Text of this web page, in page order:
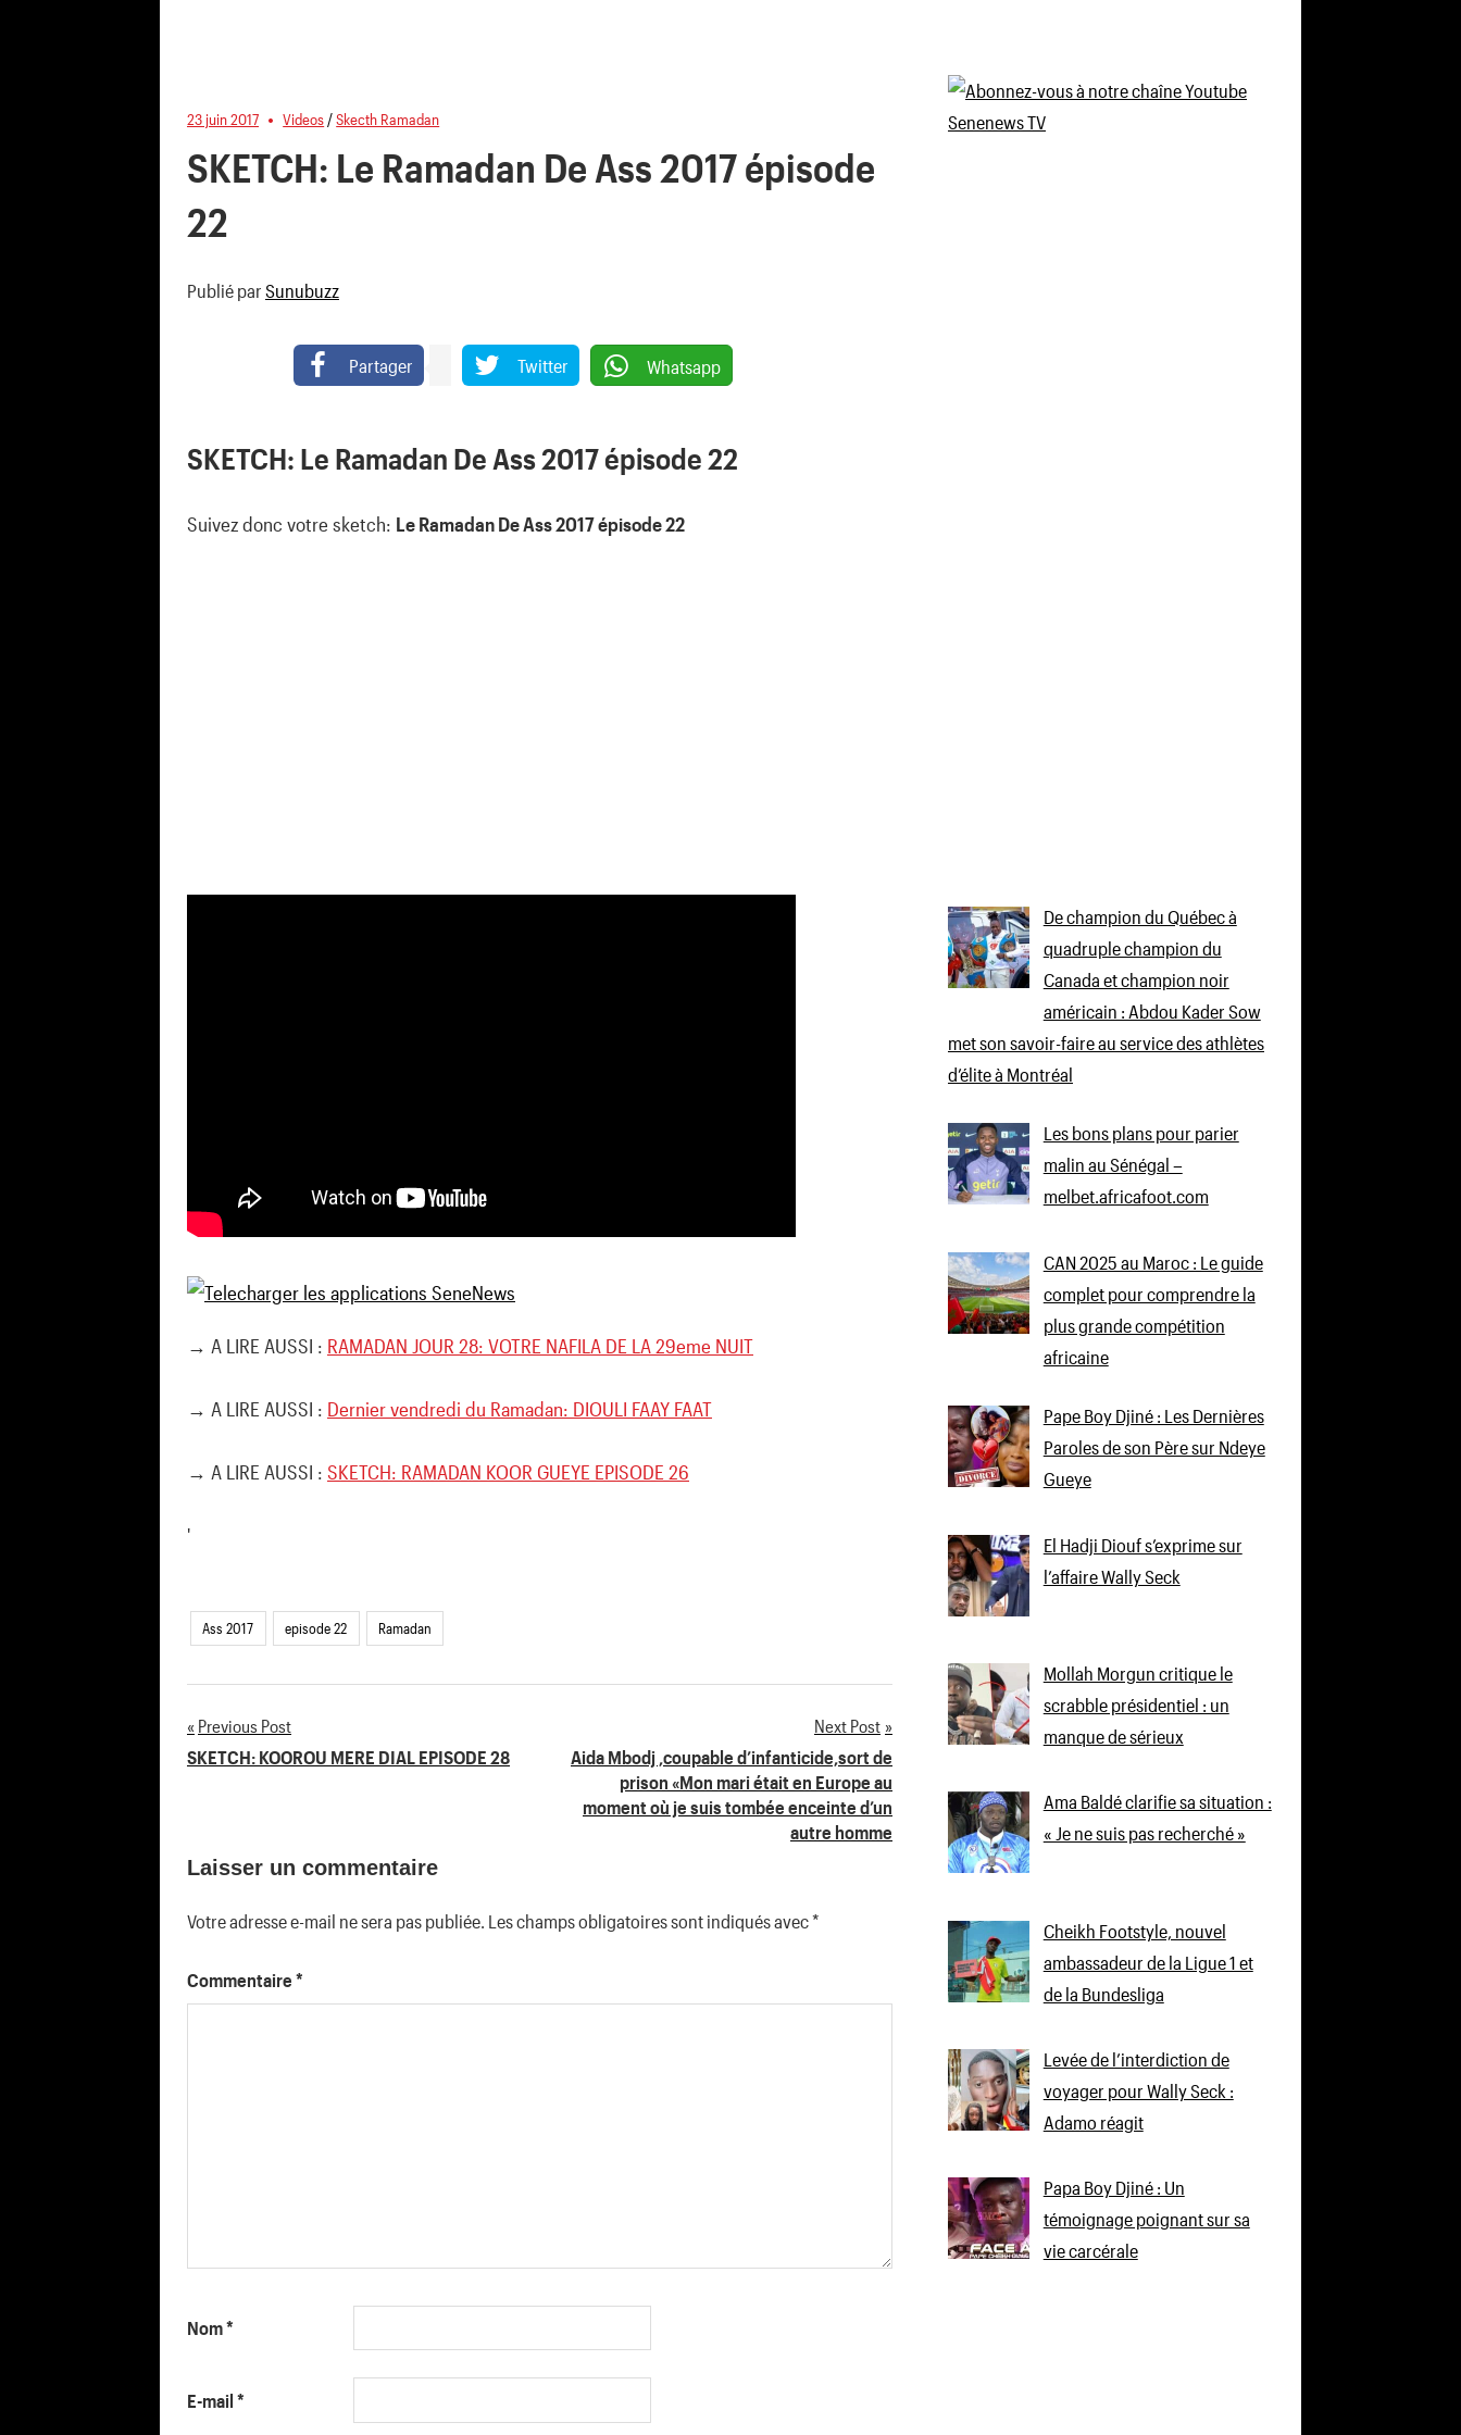
23 juin 2017 Videos /Skecth Ramadan
SKETCH: Le Ramadan De Ass 2017 épisode
22
Publié par Sunubuzz
Partager Twitter Whatsapp
SKETCH: Le Ramadan De Ass 2017 épisode 22
Suivez donc votre sketch: Le Ramadan De Ass 2017 épisode 22
→ A LIRE AUSSI : RAMADAN JOUR 28: VOTRE NAFILA DE LA 29eme NUIT
→ A LIRE AUSSI : Dernier vendredi du Ramadan: DIOULI FAAY FAAT
→ A LIRE AUSSI : SKETCH: RAMADAN KOOR GUEYE EPISODE 26
'
Ass 2017 episode 22 Ramadan
Navigation
Previous Post
SKETCH: KOOROU MERE DIAL EPISODE 28
Next Post
Aida Mbodj ,coupable d’infanticide,sort de
prison «Mon mari était en Europe au
moment où je suis tombée enceinte d’un
autre homme
Laisser un commentaire
Votre adresse e-mail ne sera pas publiée. Les champs obligatoires sont indiqués avec*
Commentaire *
Nom*
E-mail *
De champion du Québec à
quadruple champion du
Canada et champion noir
américain : Abdou Kader Sow
met son savoir-faire au service des athlètes
d’élite à Montréal
Les bons plans pour parier
malin au Sénégal –
melbet.africafoot.com
CAN 2025 au Maroc : Le guide
complet pour comprendre la
plus grande compétition
africaine
Pape Boy Djiné : Les Dernières
Paroles de son Père sur Ndeye
Gueye
El Hadji Diouf s’exprime sur
l’affaire Wally Seck
Mollah Morgun critique le
scrabble présidentiel : un
manque de sérieux
Ama Baldé clarifie sa situation :
« Je ne suis pas recherché »
Cheikh Footstyle, nouvel
ambassadeur de la Ligue 1 et
de la Bundesliga
Levée de l’interdiction de
voyager pour Wally Seck :
Adamo réagit
Papa Boy Djiné : Un
témoignage poignant sur sa
vie carcérale